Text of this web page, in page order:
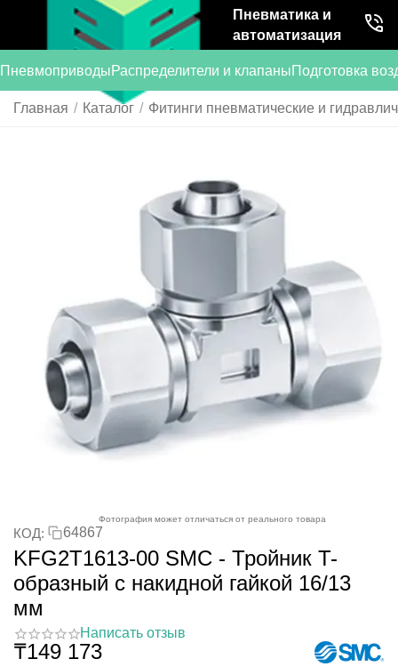
Пневматика и
автоматизация
ПневмоприводыРаспределители и клапаныПодготовка
Главная / Каталог / Фитинги пневматические и
Фотография может отличаться от реального товара
КОД: 64867
KFG2T1613-00 SMC - Тройник T-
образный с накидной гайкой 16/13
мм
Написать отзыв
₸149 173